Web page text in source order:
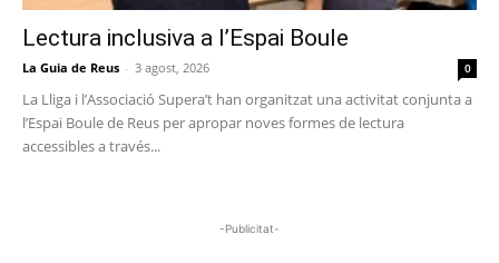
Lectura inclusiva a l’Espai Boule
La Guia de Reus - 3 agost, 2026 0
La Lliga i l’Associació Supera’t han organitzat una activitat conjunta a
l’Espai Boule de Reus per apropar noves formes de lectura
accessibles a través...
-Publicitat-